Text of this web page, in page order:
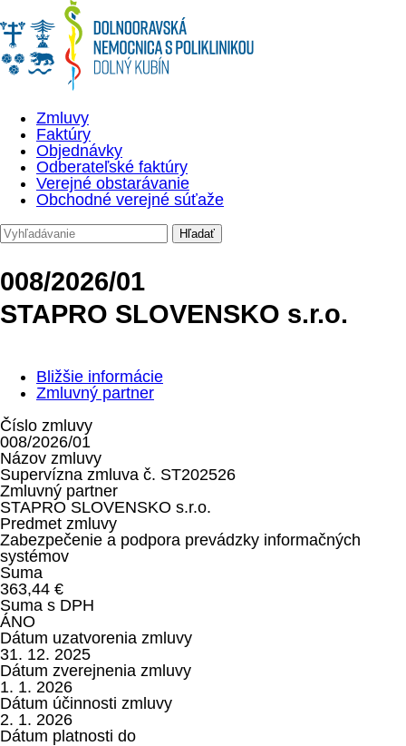
Zmluvy
Faktúry
Objednávky
Odberateľské faktúry
Verejné obstarávanie
Obchodné verejné súťaže
008/2026/01
STAPRO SLOVENSKO s.r.o.
Bližšie informácie
Zmluvný partner
Číslo zmluvy
008/2026/01
Názov zmluvy
Supervízna zmluva č. ST202526
Zmluvný partner
STAPRO SLOVENSKO s.r.o.
Predmet zmluvy
Zabezpečenie a podpora prevádzky informačných
systémov
Suma
363,44 €
Suma s DPH
ÁNO
Dátum uzatvorenia zmluvy
31. 12. 2025
Dátum zverejnenia zmluvy
1. 1. 2026
Dátum účinnosti zmluvy
2. 1. 2026
Dátum platnosti do